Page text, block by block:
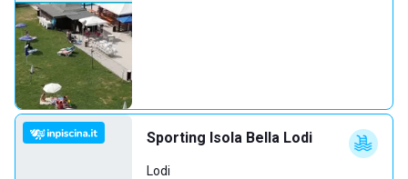
Sporting Isola Bella Lodi
Lodi